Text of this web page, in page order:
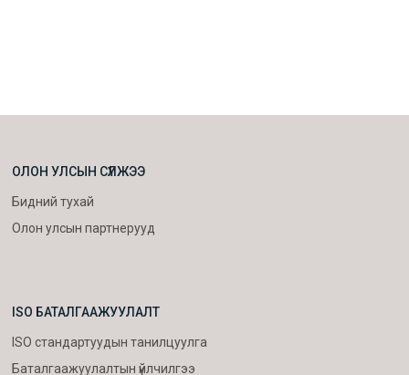
ОЛОН УЛСЫН СҮЛЖЭЭ
Бидний тухай
Олон улсын партнерууд
ISO БАТАЛГААЖУУЛАЛТ
ISO стандартуудын танилцуулга
Баталгаажуулалтын үйлчилгээ